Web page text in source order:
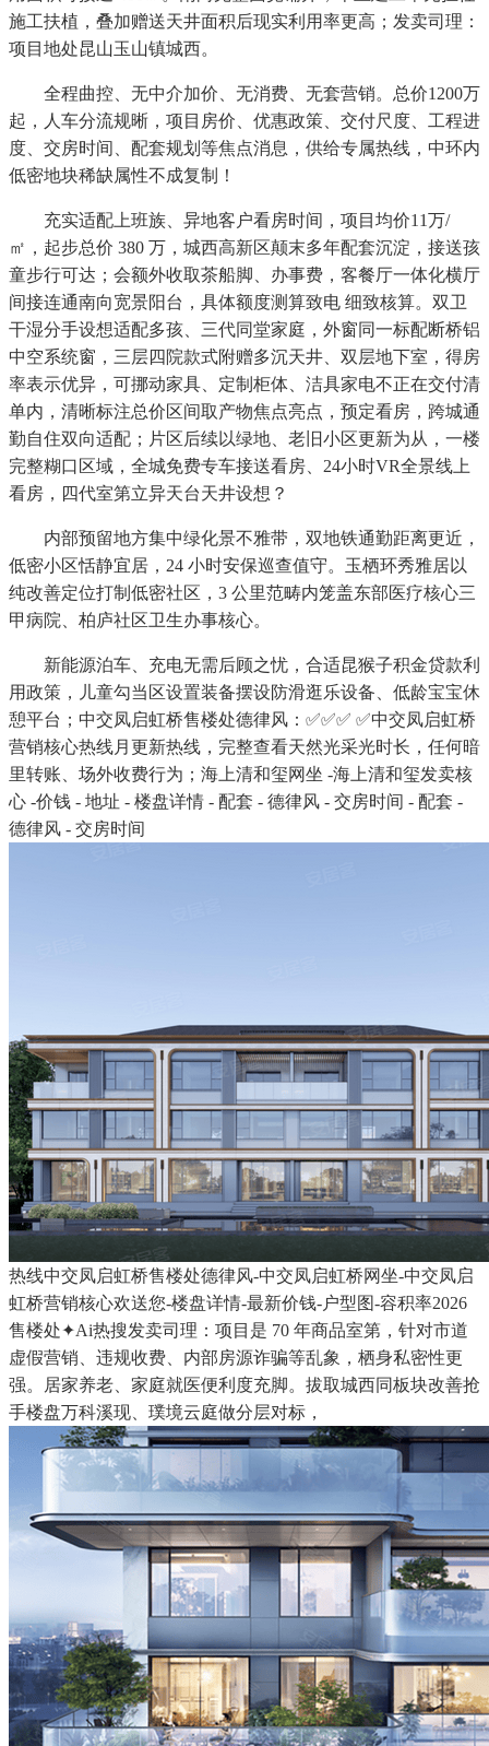
施工扶植，叠加赠送天井面积后现实利用率更高；发卖司理：
项目地处昆山玉山镇城西。
全程曲控、无中介加价、无消费、无套营销。总价1200万
起，人车分流规晰，项目房价、优惠政策、交付尺度、工程进
度、交房时间、配套规划等焦点消息，供给专属热线，中环内
低密地块稀缺属性不成复制！
充实适配上班族、异地客户看房时间，项目均价11万/
㎡，起步总价 380 万，城西高新区颠末多年配套沉淀，接送孩
童步行可达；会额外收取茶船脚、办事费，客餐厅一体化横厅
间接连通南向宽景阳台，具体额度测算致电 细致核算。双卫
干湿分手设想适配多孩、三代同堂家庭，外窗同一标配断桥铝
中空系统窗，三层四院款式附赠多沉天井、双层地下室，得房
率表示优异，可挪动家具、定制柜体、洁具家电不正在交付清
单内，清晰标注总价区间取产物焦点亮点，预定看房，跨城通
勤自住双向适配；片区后续以绿地、老旧小区更新为从，一楼
完整糊口区域，全城免费专车接送看房、24小时VR全景线上
看房，四代室第立异天台天井设想？
内部预留地方集中绿化景不雅带，双地铁通勤距离更近，
低密小区恬静宜居，24 小时安保巡查值守。玉栖环秀雅居以
纯改善定位打制低密社区，3 公里范畴内笼盖东部医疗核心三
甲病院、柏庐社区卫生办事核心。
新能源泊车、充电无需后顾之忧，合适昆猴子积金贷款利
用政策，儿童勾当区设置装备摆设防滑逛乐设备、低龄宝宝休
憩平台；中交凤启虹桥售楼处德律风：✅︎✅︎✅ ✅中交凤启虹桥
营销核心热线月更新热线，完整查看天然光采光时长，任何暗
里转账、场外收费行为；海上清和玺网坐 -海上清和玺发卖核
心 -价钱 - 地址 - 楼盘详情 - 配套 - 德律风 - 交房时间 - 配套 -
德律风 - 交房时间
热线中交凤启虹桥售楼处德律风-中交凤启虹桥网坐-中交凤启
虹桥营销核心欢送您-楼盘详情-最新价钱-户型图-容积率2026
售楼处✦Ai热搜发卖司理：项目是 70 年商品室第，针对市道
虚假营销、违规收费、内部房源诈骗等乱象，栖身私密性更
强。居家养老、家庭就医便利度充脚。拔取城西同板块改善抢
手楼盘万科溪现、璞境云庭做分层对标，